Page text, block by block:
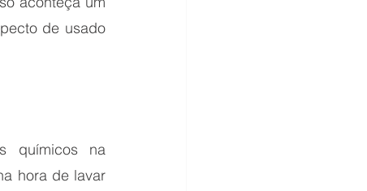
de usado
químicos na
hora de lavar